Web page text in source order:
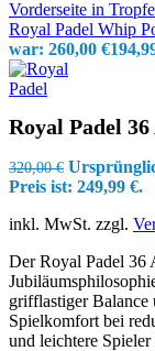
Royal Padel Whip
war: 260,00 €
Royal Padel
320,00€
Preis ist: 249,99 €.
inkl. MwSt. zzgl.
Der Royal Padel 36
grifflastiger
Spielkomfort bei
und leichtere